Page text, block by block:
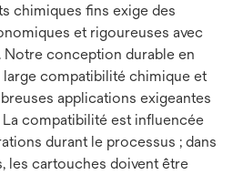
chimiques fins exige des
et rigoureuses avec
Notre conception durable en
compatibilité chimique et
applications exigeantes
compatibilité est influencée
durant le processus ; dans
les cartouches doivent être